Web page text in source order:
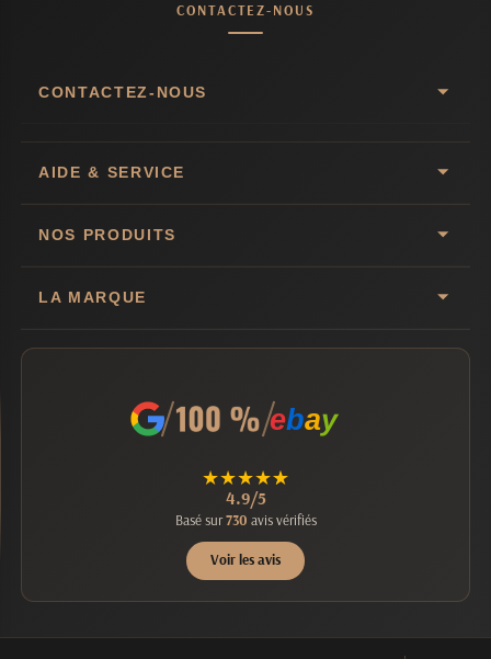
CONTACTEZ-NOUS
CONTACTEZ-NOUS
AIDE & SERVICE
NOS PRODUITS
LA MARQUE
ebay
★★★★★
4.9/5
Basé sur730 avis vérifiés
Voir les avis